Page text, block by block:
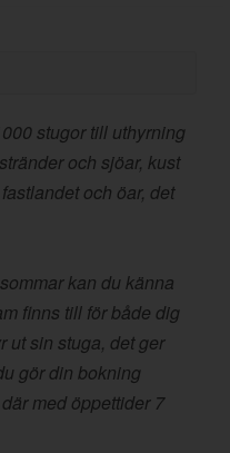
stugor till uthyrning
och sjöar, kust
och öar, det
kan du känna
finns till för både dig
ut sin stuga, det ger
gör din bokning
med öppettider 7